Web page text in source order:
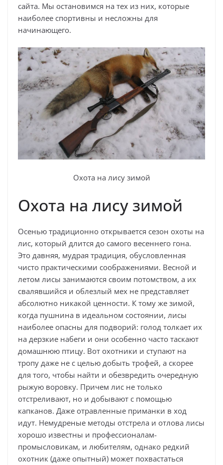
сайта. Мы остановимся на тех из них, которые
наиболее спортивны и несложны для
начинающего.
Охота на лису зимой
Охота на лису зимой
Осенью традиционно открывается сезон охоты на
лис, который длится до самого весеннего гона.
Это давняя, мудрая традиция, обусловленная
чисто практическими соображениями. Весной и
летом лисы занимаются своим потомством, а их
свалявшийся и облезлый мех не представляет
абсолютно никакой ценности. К тому же зимой,
когда пушнина в идеальном состоянии, лисы
наиболее опасны для подворий: голод толкает их
на дерзкие набеги и они особенно часто таскают
домашнюю птицу. Вот охотники и ступают на
тропу даже не с целью добыть трофей, а скорее
для того, чтобы найти и обезвредить очередную
рыжую воровку. Причем лис не только
отстреливают, но и добывают с помощью
капканов. Даже отравленные приманки в ход
идут. Немудреные методы отстрела и отлова лисы
хорошо известны и профессионалам-
промысловикам, и любителям, однако редкий
охотник (даже опытный) может похвастаться